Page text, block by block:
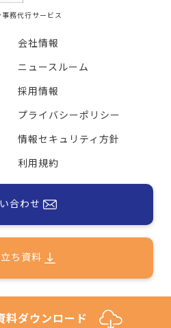
務代行サービス
会社情報
ニュースルーム
採用情報
プライバシーポリシー
情報セキュリティ方針
利用規約
合わせ
ち資料
reserved.
料ダウンロード